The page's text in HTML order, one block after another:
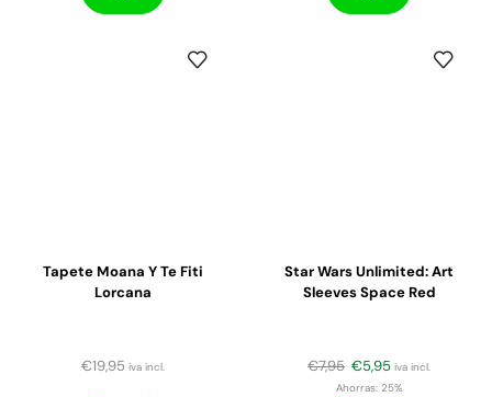
Tapete Moana Y Te Fiti
Lorcana
€19,95 iva incl.
Star Wars Unlimited: Art
Sleeves Space Red
€7,95 €5,95 iva incl.
Ahorras:25%